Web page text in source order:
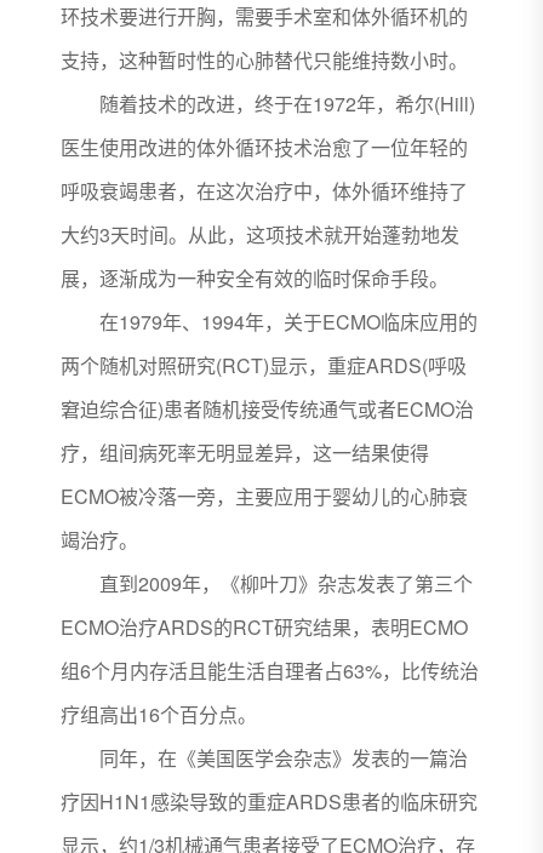
环技术要进行开胸，需要手术室和体外循环机的
支持，这种暂时性的心肺替代只能维持数小时。
随着技术的改进，终于在1972年，希尔(Hill)
医生使用改进的体外循环技术治愈了一位年轻的
呼吸衰竭患者，在这次治疗中，体外循环维持了
大约3天时间。从此，这项技术就开始蓬勃地发
展，逐渐成为一种安全有效的临时保命手段。
在1979年、1994年，关于ECMO临床应用的
两个随机对照研究(RCT)显示，重症ARDS(呼吸
窘迫综合征)患者随机接受传统通气或者ECMO治
疗，组间病死率无明显差异，这一结果使得
ECMO被冷落一旁，主要应用于婴幼儿的心肺衰
竭治疗。
直到2009年，《柳叶刀》杂志发表了第三个
ECMO治疗ARDS的RCT研究结果，表明ECMO
组6个月内存活且能生活自理者占63%，比传统治
疗组高出16个百分点。
同年，在《美国医学会杂志》发表的一篇治
疗因H1N1感染导致的重症ARDS患者的临床研究
显示，约1/3机械通气患者接受了ECMO治疗，存